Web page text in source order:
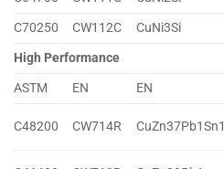
C70250
CW112C CuNi3Si
High Performance
ASTM
EN EN
C48200 CW714R CuZn37Pb1Sn1